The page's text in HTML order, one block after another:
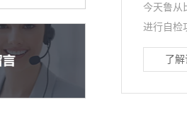
今天鲁从
进行自检
了